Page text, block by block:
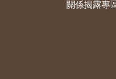
關係揭露專